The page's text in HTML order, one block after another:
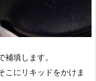
填します。
こにリキッドをかけま